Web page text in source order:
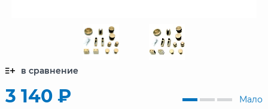
в сравнение
3 140 ₽ Мало